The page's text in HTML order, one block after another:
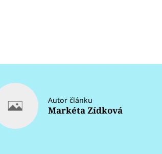
Autor článku
Markéta Zídková